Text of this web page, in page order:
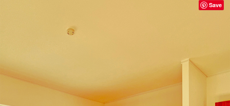
Save